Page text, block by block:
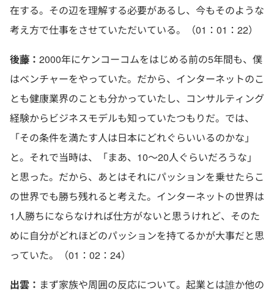
在する。その辺を理解する必要があるし、今もそのような
考え方で仕事をさせていただいている。（01：01：22）
後藤： 2000年にケンコーコムをはじめる前の5年間も、僕
はベンチャーをやっていた。だから、インターネットのこ
とも健康業界のことも分かっていたし、コンサルティング
経験からビジネスモデルも知っていたつもりだ。では、
「その条件を満たす人は日本にどれぐらいいるのかな」
と。それで当時は、「まあ、10〜20人ぐらいだろうな」
と思った。だから、あとはそれにパッションを乗せたらこ
の世界でも勝ち残れると考えた。インターネットの世界は
1人勝ちにならなければ仕方がないと思うけれど、そのた
めに自分がどれほどのパッションを持てるかが大事だと思
っていた。（01：02：24）
出雲： まず家族や周囲の反応について。起業とは誰か他の